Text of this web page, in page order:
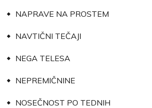
NAPRAVE NA PROSTEM
NAVTIČNI TEČAJI
NEGA TELESA
NEPREMIČNINE
NOSEČNOST PO TEDNIH